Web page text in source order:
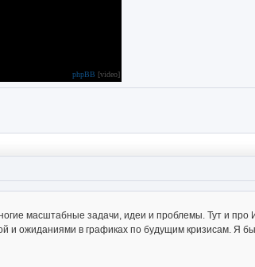
phpBB [video]
масштабные задачи, идеи и проблемы. Тут и про
и ожиданиями в графиках по будущим кризисам. Я